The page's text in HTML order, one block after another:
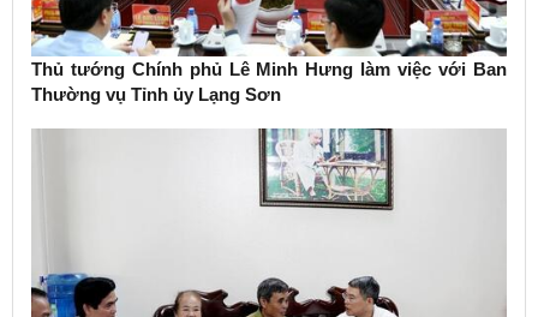
Thủ tướng Chính phủ Lê Minh Hưng làm việc với Ban
Thường vụ Tỉnh ủy Lạng Sơn